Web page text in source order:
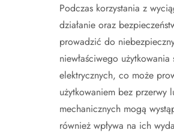
Podczas korzystania z
działanie oraz
prowadzić do
niewłaściwego
elektrycznych, co może
użytkowaniem bez przerwy
mechanicznych mogą
również wpływa na ich